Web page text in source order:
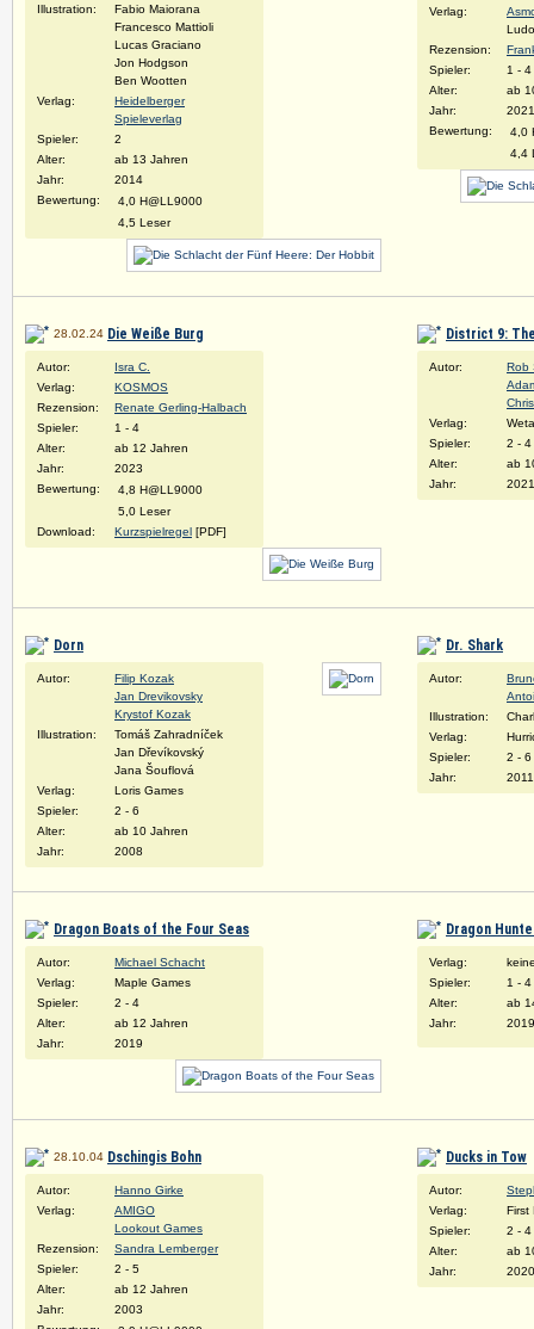
Illustration:
Fabio Maiorana
Francesco Mattioli
Lucas Graciano
Jon Hodgson
Ben Wootten
Verlag:
Heidelberger
Spieleverlag
Spieler:
2
Alter:
ab 13 Jahren
Jahr:
2014
Bewertung:
4,0 H@LL9000
4,5 Leser
Verlag:
Rezension:
Spieler:
1 - 4
Alter:
ab
Jahr:
Bewertung:
4,0
4,4
28.02.24 Die Weiße Burg
Autor:
Isra C.
Verlag:
KOSMOS
Rezension:
Renate Gerling-Halbach
Spieler:
1 - 4
Alter:
ab 12 Jahren
Jahr:
2023
Bewertung:
4,8 H@LL9000
5,0 Leser
Download:
Kurzspielregel [PDF]
District 9:
Autor:
Rob
Verlag:
Spieler:
2 - 4
Alter:
ab
Jahr:
2021
Dorn
Autor:
Filip Kozak
Jan Drevikovsky
Krystof Kozak
Illustration:
Tomáš Zahradníček
Jan Dřevíkovský
Jana Šouflová
Verlag:
Loris Games
Spieler:
2 - 6
Alter:
ab 10 Jahren
Jahr:
2008
Dr. Shark
Autor:
Illustration:
Verlag:
Spieler:
2 - 6
Jahr:
2011
Dragon Boats of the Four Seas
Autor:
Michael Schacht
Verlag:
Maple Games
Spieler:
2 - 4
Alter:
ab 12 Jahren
Jahr:
2019
Dragon
Verlag:
Spieler:
1 - 4
Alter:
ab
Jahr:
2019
28.10.04 Dschingis Bohn
Autor:
Hanno Girke
Verlag:
AMIGO
Lookout Games
Rezension:
Sandra Lemberger
Spieler:
2 - 5
Alter:
ab 12 Jahren
Jahr:
2003
Ducks in Tow
Autor:
Verlag:
First
Spieler:
2 - 4
Alter:
ab
Jahr:
2020